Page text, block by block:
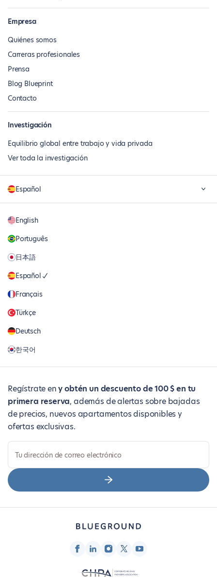
Empresa
Quiénes somos
Carreras profesionales
Prensa
Blog Blueprint
Contacto
Investigación
Equilibrio global entre trabajo y vida privada
Ver toda la investigación
Español
English
Português
日本語
Español
Français
Türkçe
Deutsch
한국어
Regístrate eny obtén un descuento de 100 $ en tu
primera reserva, además de alertas sobre bajadas
de precios, nuevos apartamentos disponibles y
ofertas exclusivas.
Tu dirección de correo electrónico